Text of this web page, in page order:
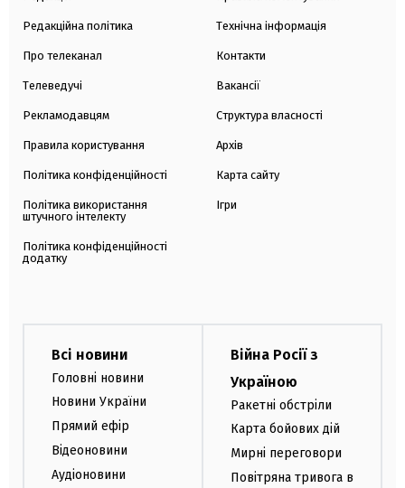
Редакційна політика
Про телеканал
Телеведучі
Рекламодавцям
Правила користування
Політика конфіденційності
Політика використання
штучного інтелекту
Політика конфіденційності
додатку
Технічна інформація
Контакти
Вакансії
Структура власності
Архів
Карта сайту
Ігри
Всі новини
Головні новини
Новини України
Прямий ефір
Відеоновини
Аудіоновини
Війна Росії з
Україною
Ракетні обстріли
Карта бойових дій
Мирні переговори
Повітряна тривога в